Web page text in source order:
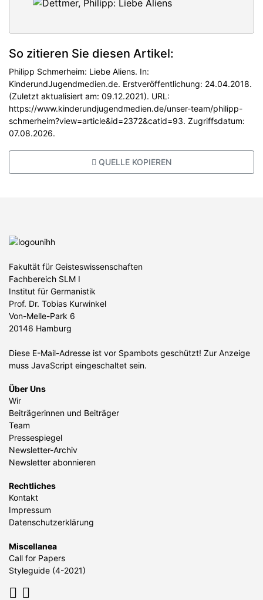
So zitieren Sie diesen Artikel:
Philipp Schmerheim: Liebe Aliens. In:
KinderundJugendmedien.de. Erstveröffentlichung: 24.04.2018.
(Zuletzt aktualisiert am: 09.12.2021). URL:
https://www.kinderundjugendmedien.de/unser-team/philipp-
schmerheim?view=article&id=2372&catid=93. Zugriffsdatum:
07.08.2026.
QUELLE KOPIEREN
Fakultät für Geisteswissenschaften
Fachbereich SLM I
Institut für Germanistik
Prof. Dr. Tobias Kurwinkel
Von-Melle-Park 6
20146 Hamburg
Diese E-Mail-Adresse ist vor Spambots geschützt! Zur Anzeige
muss JavaScript eingeschaltet sein.
Über Uns
Wir
Beiträgerinnen und Beiträger
Team
Pressespiegel
Newsletter-Archiv
Newsletter abonnieren
Rechtliches
Kontakt
Impressum
Datenschutzerklärung
Miscellanea
Call for Papers
Styleguide (4-2021)